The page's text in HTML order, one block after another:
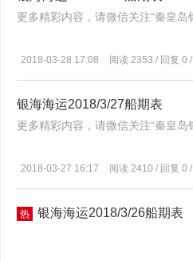
更多精彩内容，请微信关注“秦皇
2018-03-28 17:08 阅读 2353 / 回复 0
银海海运2018/3/27船期表
更多精彩内容，请微信关注“秦皇
2018-03-27 16:17 阅读 2410 / 回复 0
热 银海海运2018/3/26船期表